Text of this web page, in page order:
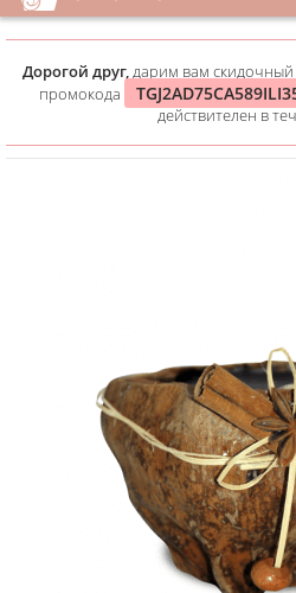
Дорогой друг,дарим вам
промокода
действителен в